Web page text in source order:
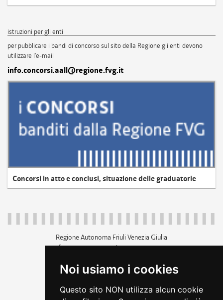
Noi usiamo i cookies
Questo sito NON utilizza alcun cookie
istruzioni per gli enti
per pubblicare i bandi di concorso sul sito della Regione gli enti devono
utilizzare l'e-mail
info.concorsi.aall@regione.fvg.it
Concorsi in atto e conclusi, situazione delle graduatorie
Regione Autonoma Friuli Venezia Giulia
c.f. 80014930327; p.iva 00526040324
+39 040 3771111